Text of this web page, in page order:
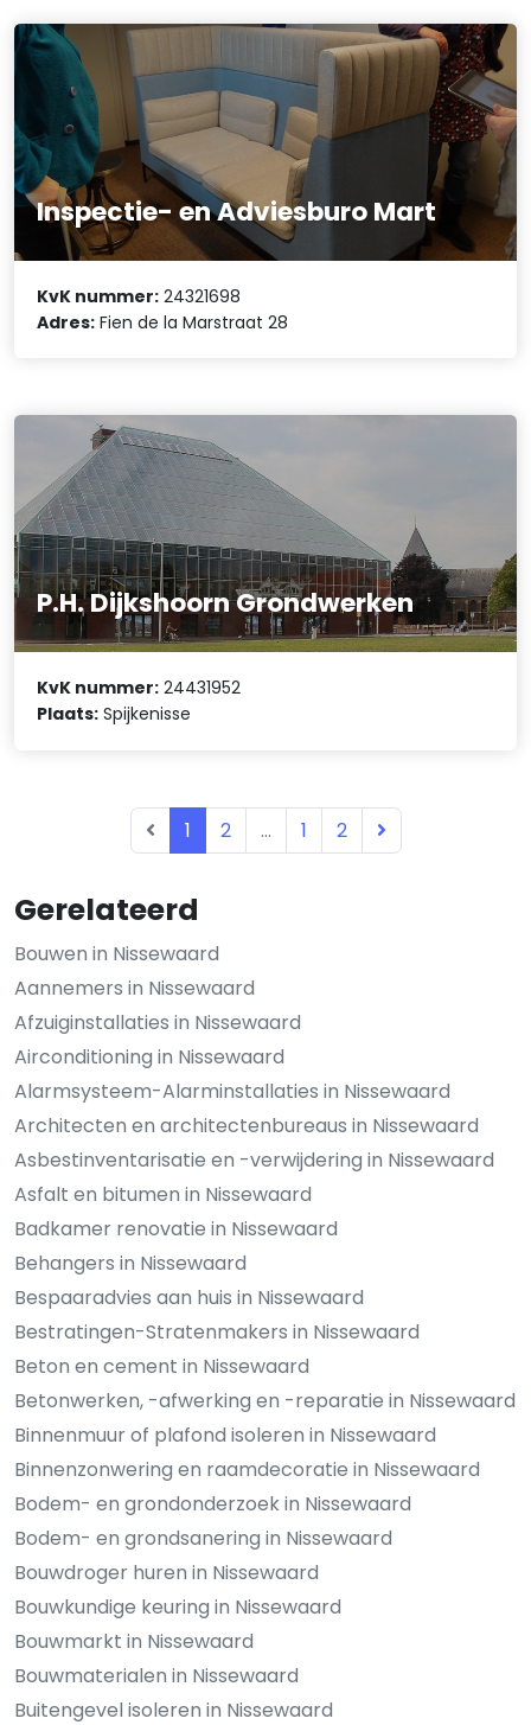
Gerelateerd
Bouwen in Nissewaard
Aannemers in Nissewaard
Afzuiginstallaties in Nissewaard
Airconditioning in Nissewaard
Alarmsysteem-Alarminstallaties in Nissewaard
Architecten en architectenbureaus in Nissewaard
Asbestinventarisatie en -verwijdering in Nissewaard
Asfalt en bitumen in Nissewaard
Badkamer renovatie in Nissewaard
Behangers in Nissewaard
Bespaaradvies aan huis in Nissewaard
Bestratingen-Stratenmakers in Nissewaard
Beton en cement in Nissewaard
Betonwerken, -afwerking en -reparatie in Nissewaard
Binnenmuur of plafond isoleren in Nissewaard
Binnenzonwering en raamdecoratie in Nissewaard
Bodem- en grondonderzoek in Nissewaard
Bodem- en grondsanering in Nissewaard
Bouwdroger huren in Nissewaard
Bouwkundige keuring in Nissewaard
Bouwmarkt in Nissewaard
Bouwmaterialen in Nissewaard
Buitengevel isoleren in Nissewaard
Inspectie- en Adviesburo Mart
KvK nummer: 24321698
Adres: Fien de la Marstraat 28
P.H. Dijkshoorn Grondwerken
KvK nummer: 24431952
Plaats: Spijkenisse
1 2 ... 1 2